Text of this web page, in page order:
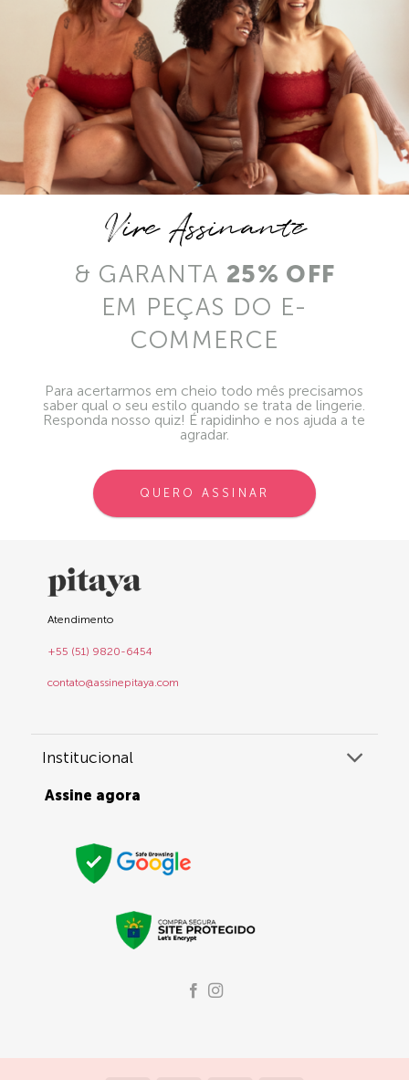
Vire Assinante
& GARANTA 25% OFF
EM PEÇAS DO E-
COMMERCE
Para acertarmos em cheio todo mês precisamos
saber qual o seu estilo quando se trata de lingerie.
Responda nosso quiz! É rapidinho e nos ajuda a te
agradar.
QUERO ASSINAR
Atendimento
+55 (51) 9820-6454
contato@assinepitaya.com
Institucional
Assine agora